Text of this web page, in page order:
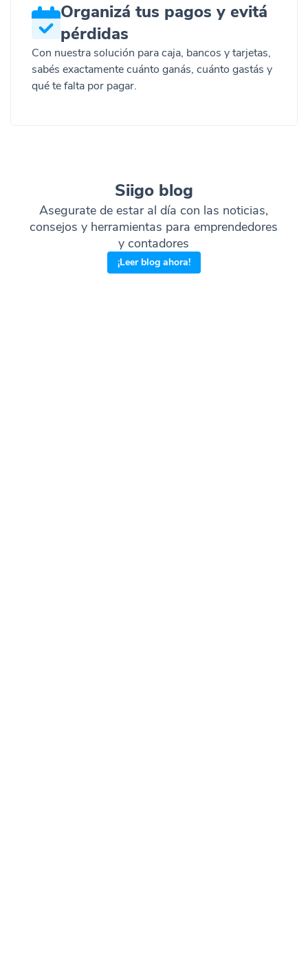
Organizá tus pagos y evitá
pérdidas
Con nuestra solución para caja, bancos y tarjetas,
sabés exactamente cuánto ganás, cuánto gastás y
qué te falta por pagar.
Siigo blog
Asegurate de estar al día con las noticias,
consejos y herramientas para emprendedores
y contadores
¡Leer blog ahora!